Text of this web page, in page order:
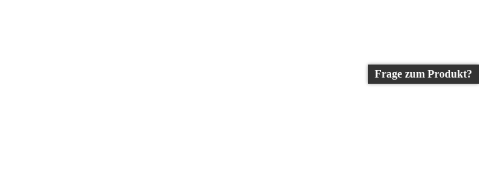
Frage zum Produkt?